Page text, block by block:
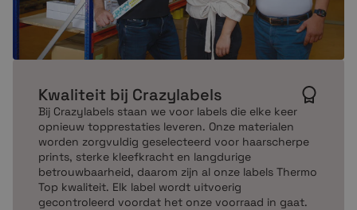
Kwaliteit bij Crazylabels
Bij Crazylabels staan we voor labels die elke keer
opnieuw topprestaties leveren. Onze materialen
worden zorgvuldig geselecteerd voor haarscherpe
prints, sterke kleefkracht en langdurige
betrouwbaarheid, daarom zijn al onze labels Thermo
Top kwaliteit. Elk label wordt uitvoerig
gecontroleerd voordat het onze voorraad in gaat.